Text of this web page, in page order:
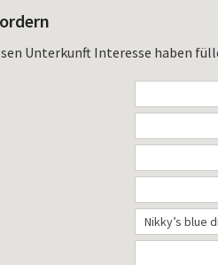
Unterkunft Interesse haben